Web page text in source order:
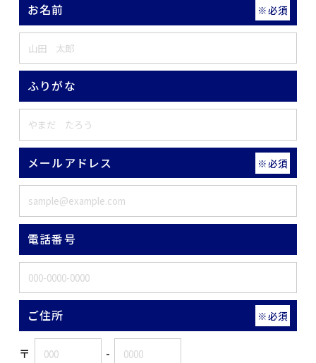
お名前 ※必須
ふりがな
メールアドレス ※必須
電話番号
ご住所 ※必須
〒 -